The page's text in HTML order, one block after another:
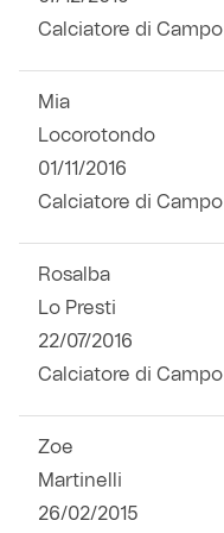
Calciatore di Campo
Mia
Locorotondo
01/11/2016
Calciatore di Campo
Rosalba
Lo Presti
22/07/2016
Calciatore di Campo
Zoe
Martinelli
26/02/2015